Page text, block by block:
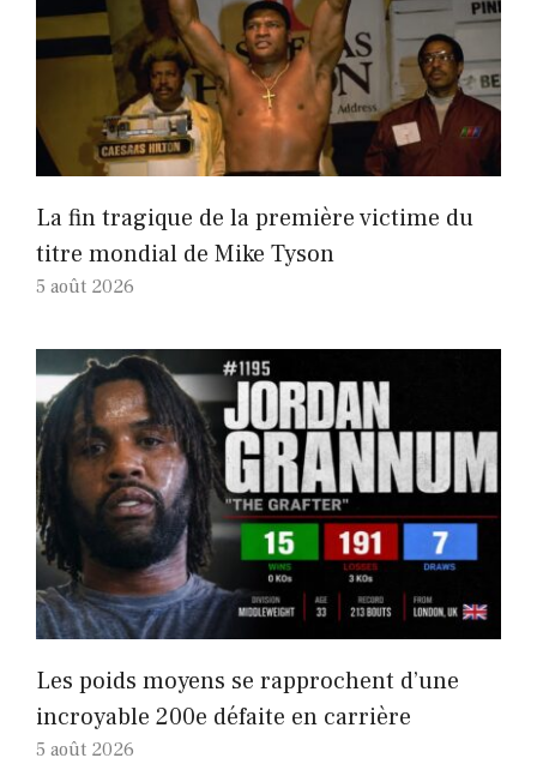
La fin tragique de la première victime du
titre mondial de Mike Tyson
5 août 2026
Les poids moyens se rapprochent d’une
incroyable 200e défaite en carrière
5 août 2026